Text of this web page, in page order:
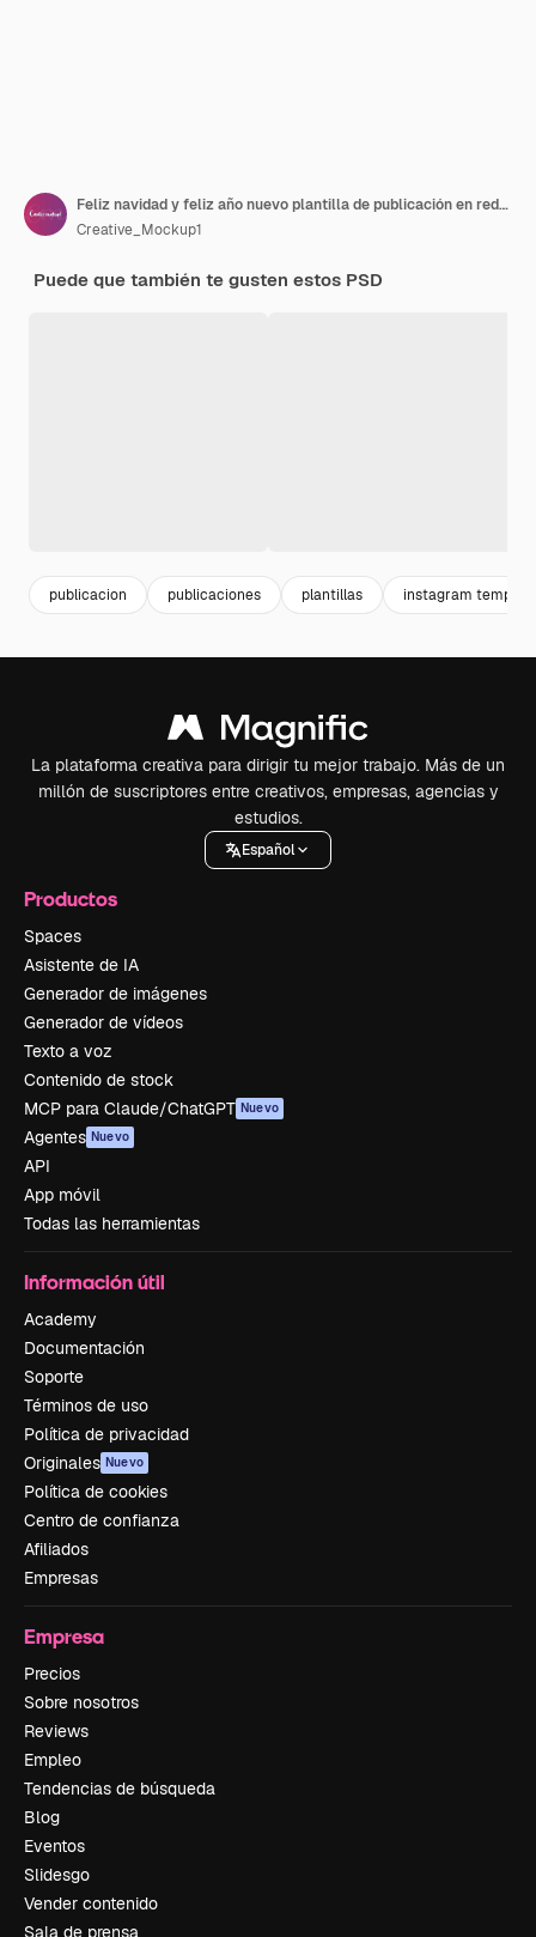
Feliz navidad y feliz año nuevo plantilla de publicación en redes sociales o publicación de instagram de feliz navidad
Creative_Mockup1
Puede que también te gusten estos PSD
publicacion publicaciones plantillas instagram template
La plataforma creativa para dirigir tu mejor trabajo. Más de un
millón de suscriptores entre creativos, empresas, agencias y
estudios.
Español
Productos
Spaces
Asistente de IA
Generador de imágenes
Generador de vídeos
Texto a voz
Contenido de stock
MCP para Claude/ChatGPT Nuevo
Agentes Nuevo
API
App móvil
Todas las herramientas
Información útil
Academy
Documentación
Soporte
Términos de uso
Política de privacidad
Originales Nuevo
Política de cookies
Centro de confianza
Afiliados
Empresas
Empresa
Precios
Sobre nosotros
Reviews
Empleo
Tendencias de búsqueda
Blog
Eventos
Slidesgo
Vender contenido
Sala de prensa